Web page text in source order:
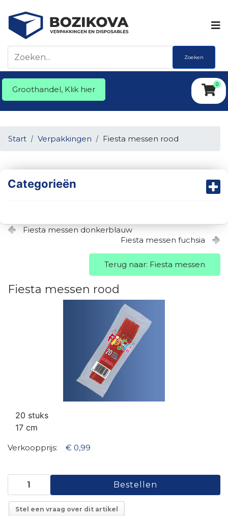
Zoeken
Groothandel, Klik hier
0
Start Verpakkingen Fiesta messen rood
Categorieën
Fiesta messen donkerblauw
Fiesta messen fuchsia
Terug naar: Fiesta messen
Fiesta messen rood
20 stuks
17 cm
Verkoopprijs: € 0,99
Stel een vraag over dit artikel